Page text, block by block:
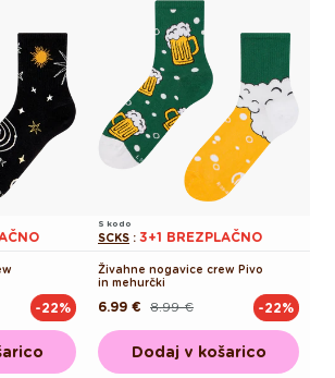
-22%
S kodo
SCKS : 3+1 BREZPLAČNO
Živahne nogavice crew Pivo
in mehurčki
Redna 8.99 €
Akcijska
6.99 € -22%
Dodaj v košarico